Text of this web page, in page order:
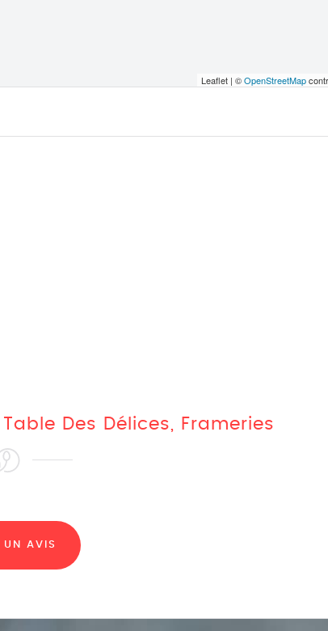
Leaflet | ©OpenStreetMap
Table Des Délices, Frameries
UN AVIS